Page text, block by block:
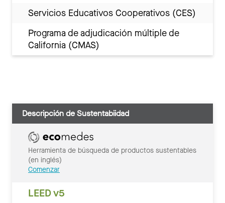
Servicios Educativos Cooperativos (CES)
Programa de adjudicación múltiple de
California (CMAS)
Descripción de Sustentabiidad
Herramienta de búsqueda de productos sustentables
(en inglés)
Comenzar
LEED v5